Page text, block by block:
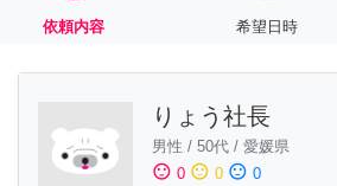
依頼内容 希望日時
りょう社長
男性 / 50代 / 愛媛県
sentiment_satisfied 0 sentiment_neutral 0 sentiment_dissatisfied 0